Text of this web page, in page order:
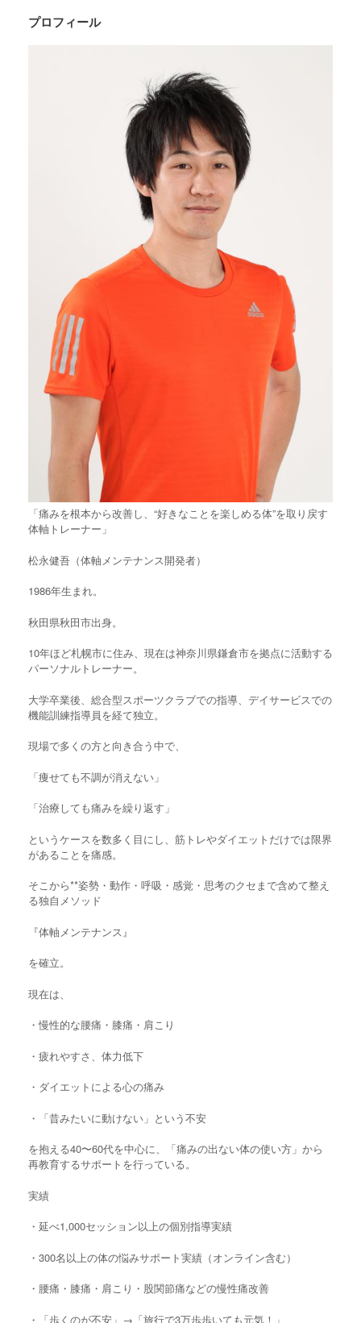
プロフィール
「痛みを根本から改善し、“好きなことを楽しめる体”を取り戻す
体軸トレーナー」
松永健吾（体軸メンテナンス開発者）
1986年生まれ。
秋田県秋田市出身。
10年ほど札幌市に住み、現在は神奈川県鎌倉市を拠点に活動する
パーソナルトレーナー。
大学卒業後、総合型スポーツクラブでの指導、デイサービスでの
機能訓練指導員を経て独立。
現場で多くの方と向き合う中で、
「痩せても不調が消えない」
「治療しても痛みを繰り返す」
というケースを数多く目にし、筋トレやダイエットだけでは限界
があることを痛感。
そこから**姿勢・動作・呼吸・感覚・思考のクセまで含めて整え
る独自メソッド
『体軸メンテナンス』
を確立。
現在は、
・慢性的な腰痛・膝痛・肩こり
・疲れやすさ、体力低下
・ダイエットによる心の痛み
・「昔みたいに動けない」という不安
を抱える40〜60代を中心に、「痛みの出ない体の使い方」から
再教育するサポートを行っている。
実績
・延べ1,000セッション以上の個別指導実績
・300名以上の体の悩みサポート実績（オンライン含む）
・腰痛・膝痛・肩こり・股関節痛などの慢性痛改善
・「歩くのが不安」→「旅行で3万歩歩いても元気！」